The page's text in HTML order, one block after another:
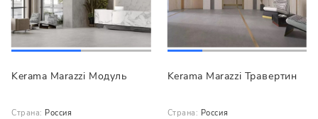
Kerama Marazzi Модуль
Страна: Россия
Kerama Marazzi Травертин
Страна: Россия